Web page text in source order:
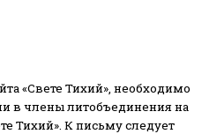
«Свете Тихий», необходимо
в члены литобъединения на
Тихий». К письму следует